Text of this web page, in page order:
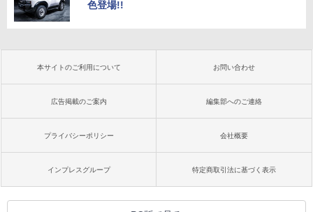
色登場!!
本サイトのご利用について お問い合わせ
広告掲載のご案内 編集部へのご連絡
プライバシーポリシー 会社概要
インプレスグループ 特定商取引法に基づく表示